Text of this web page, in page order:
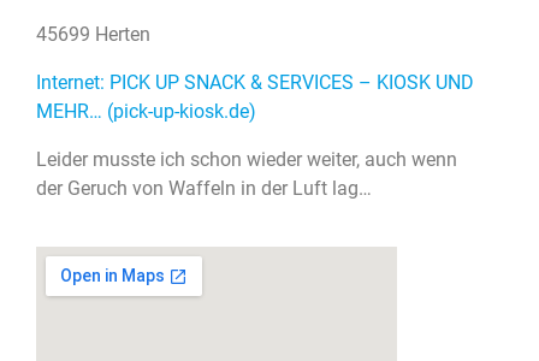
45699 Herten
Internet: PICK UP SNACK & SERVICES – KIOSK UND
MEHR… (pick-up-kiosk.de)
Leider musste ich schon wieder weiter, auch wenn
der Geruch von Waffeln in der Luft lag…